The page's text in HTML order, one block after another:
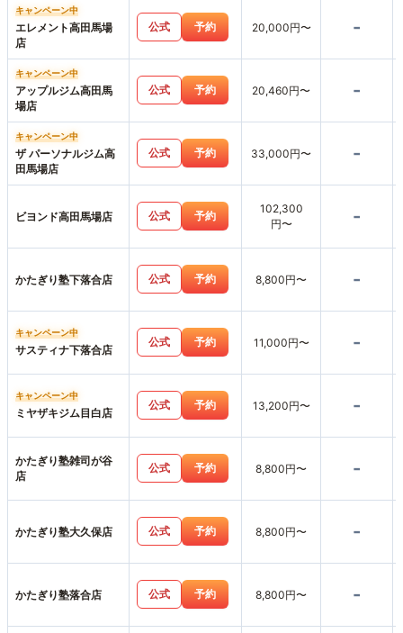
キャンペーン中
エレメント高田馬場
店
公式 予約 20,000円〜 -
キャンペーン中
アップルジム高田馬
場店
公式 予約 20,460円〜 -
キャンペーン中
ザ パーソナルジム高
田馬場店
公式 予約 33,000円〜 -
ビヨンド高田馬場店 公式 予約
102,300
円〜
-
かたぎり塾下落合店 公式 予約 8,800円〜 -
キャンペーン中
サスティナ下落合店
公式 予約 11,000円〜 -
キャンペーン中
ミヤザキジム目白店
公式 予約 13,200円〜 -
かたぎり塾雑司が谷
店
公式 予約 8,800円〜 -
かたぎり塾大久保店 公式 予約 8,800円〜 -
かたぎり塾落合店 公式 予約 8,800円〜 -